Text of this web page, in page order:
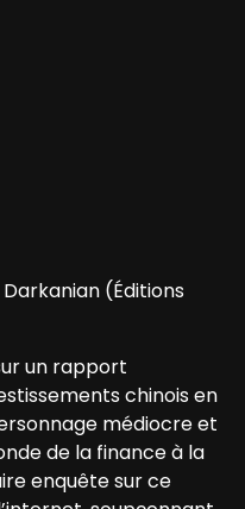
(Éditions
un rapport
chinois en
médiocre et
de la finance à la
enquête sur ce